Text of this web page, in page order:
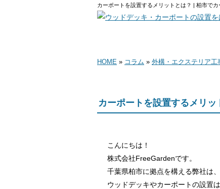
カーポートを設置するメリットとは？ | 柏市で
HOME » コラム » 外構・エクステリア工
カーポートを設置するメリッ
こんにちは！
株式会社FreeGardenです。
千葉県柏市に拠点を構える弊社は
ウッドデッキやカーポートの設置